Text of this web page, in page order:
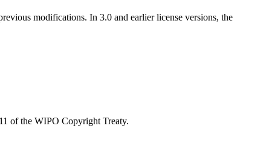
modifications. In 3.0 and earlier license versions, the
of the WIPO Copyright Treaty.